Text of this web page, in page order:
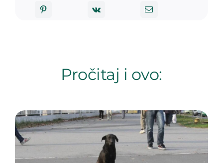
Pročitaj i ovo: